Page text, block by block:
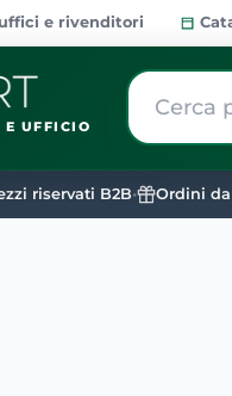
e rivenditori
E UFFICIO
La modifica
riservati B2B• Ordini da